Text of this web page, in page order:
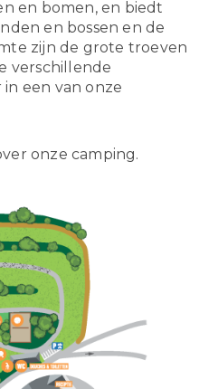
en bomen, en biedt
en bossen en de
zijn de grote troeven
verschillende
een van onze
onze camping.